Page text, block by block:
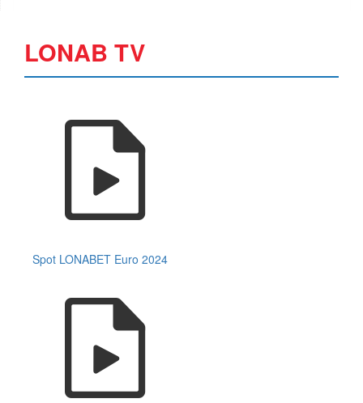
LONAB TV
Spot LONABET Euro 2024